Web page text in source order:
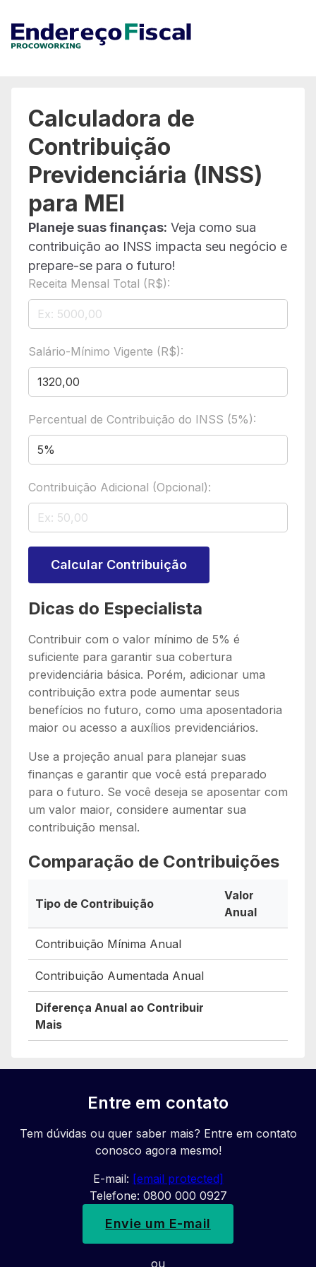
Calculadora de
Contribuição
Previdenciária (INSS)
para MEI
Planeje suas finanças: Veja como sua
contribuição ao INSS impacta seu negócio e
prepare-se para o futuro!
Receita Mensal Total (R$):
Salário-Mínimo Vigente (R$):
Percentual de Contribuição do INSS (5%):
Contribuição Adicional (Opcional):
Calcular Contribuição
Dicas do Especialista
Contribuir com o valor mínimo de 5% é
suficiente para garantir sua cobertura
previdenciária básica. Porém, adicionar uma
contribuição extra pode aumentar seus
benefícios no futuro, como uma aposentadoria
maior ou acesso a auxílios previdenciários.
Use a projeção anual para planejar suas
finanças e garantir que você está preparado
para o futuro. Se você deseja se aposentar com
um valor maior, considere aumentar sua
contribuição mensal.
Comparação de Contribuições
Tipo de Contribuição
Valor
Anual
Contribuição Mínima Anual
Contribuição Aumentada Anual
Diferença Anual ao Contribuir
Mais
Entre em contato
Tem dúvidas ou quer saber mais? Entre em contato
conosco agora mesmo!
E-mail: [email protected]
Telefone: 0800 000 0927
Envie um E-mail
ou